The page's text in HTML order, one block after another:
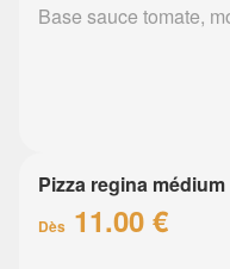
Base sauce tomate,
Pizza regina médium
Dès 11.00 €